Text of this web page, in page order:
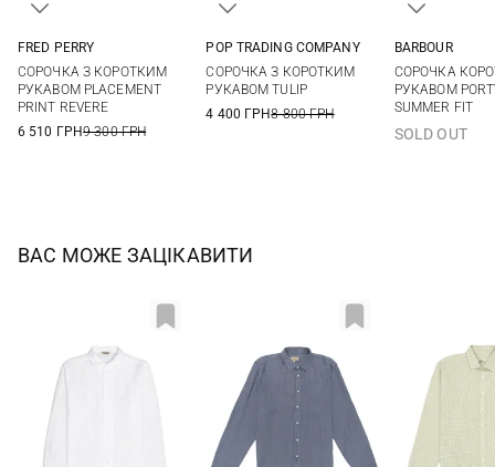
FRED PERRY
СОРОЧКА З КОРОТКИМ
РУКАВОМ PLACEMENT
PRINT REVERE
6 510 ГРН9 300 ГРН
POP TRADING COMPANY
СОРОЧКА З КОРОТКИМ
РУКАВОМ TULIP
4 400 ГРН8 800 ГРН
XXL
BARBOUR
СОРОЧКА
РУКАВОМ
SUMMER FIT
SOLD OUT
ВАС МОЖЕ ЗАЦІКАВИТИ